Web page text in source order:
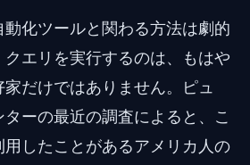
化ツールと関わる方法は劇的
エリを実行するのは、もはや
だけではありません。ピュ
ーの最近の調査によると、こ
したことがあるアメリカ人の